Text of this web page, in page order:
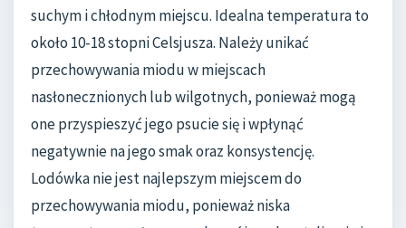
suchym i chłodnym miejscu. Idealna temperatura to
około 10-18 stopni Celsjusza. Należy unikać
przechowywania miodu w miejscach
nasłonecznionych lub wilgotnych, ponieważ mogą
one przyspieszyć jego psucie się i wpłynąć
negatywnie na jego smak oraz konsystencję.
Lodówka nie jest najlepszym miejscem do
przechowywania miodu, ponieważ niska